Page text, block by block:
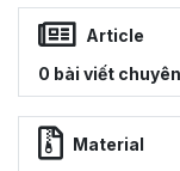
Article
0 bài viết
Material